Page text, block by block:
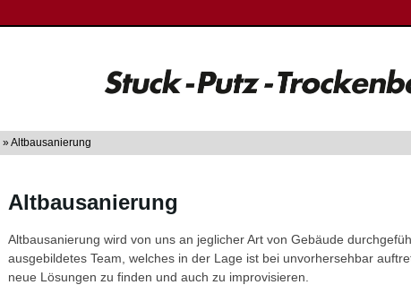
» Altbausanierung
Altbausanierung
Altbausanierung wird von uns an jeglicher Art von Gebäude
ausgebildetes Team, welches in der Lage ist bei unvorhersehbar
neue Lösungen zu finden und auch zu improvisieren.